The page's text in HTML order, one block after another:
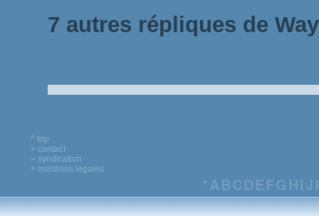
7 autres répliques de
^ top
> contact
> syndication
> mentions legales
*ABCDEFG HIJ